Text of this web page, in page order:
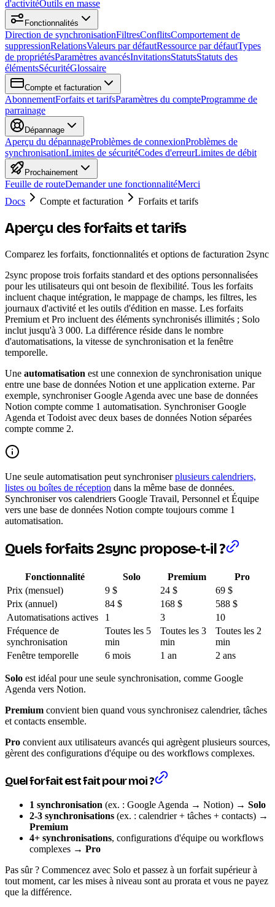
d'activitéOutils en masse
Fonctionnalités
Direction de synchronisationFiltresConflitsComportement de
suppressionRelationsValeurs par défautRessource par défautTypes
de propriétésParamètres avancésInvitationsStatutsStatuts des
élémentsSécuritéGlossaire
Compte et facturation
AbonnementForfaits et tarifsParamètres du compteProgramme de
parrainage
Dépannage
Aperçu du dépannageProblèmes de connexionProblèmes de
synchronisationLimites de sécuritéCodes d'erreurLimites de débit
Prochainement
Feuille de routeDemander une fonctionnalitéMerci
Docs
Compte et facturation Forfaits et tarifs
Aperçu des forfaits et tarifs
Comparez les forfaits, fonctionnalités et options de facturation 2sync
2sync propose trois forfaits standard et des options personnalisées
pour les utilisateurs qui ont besoin de flexibilité. Tous les forfaits
incluent chaque intégration, le mappage de champs, les filtres, les
journaux d'activité et les outils d'édition en masse. Les forfaits
Premium et Pro incluent des éléments synchronisés illimités ; Solo
inclut jusqu'à 3 000. La différence réside dans le nombre
d'automatisations, la vitesse de synchronisation et la fenêtre
temporelle.
Une automatisation est une connexion de synchronisation unique
entre une base de données Notion et une application externe. Par
exemple, synchroniser Google Agenda avec une base de données
Notion compte comme 1 automatisation. Synchroniser Google
Agenda et Todoist avec deux bases de données Notion séparées
compte comme 2.
Une seule automatisation peut synchroniserplusieurs calendriers,
listes ou boîtes de réception dans la même base de données.
Synchroniser vos calendriers Google Travail, Personnel et Équipe
vers une base de données Notion compte toujours comme 1
automatisation.
Quels forfaits 2sync propose-t-il ?
Fonctionnalité Solo Premium
Pro
Prix (mensuel)
9 $ 24 $
69 $
Prix (annuel)
84 $ 168 $
588 $
Automatisations actives
1 3
10
Fréquence de
synchronisation
Toutes les 5
min
Toutes les 3
min
Toutes les 2
min
Fenêtre temporelle
6 mois 1 an 2 ans
Solo est idéal pour une seule synchronisation, comme Google
Agenda vers Notion.
Premium convient bien quand vous synchronisez calendrier, tâches
et contacts ensemble.
Pro convient aux utilisateurs avancés qui agrègent plusieurs sources,
gèrent des configurations d'équipe ou des workflows complexes.
Quel forfait est fait pour moi ?
1 synchronisation (ex. : Google Agenda → Notion) → Solo
2-3 synchronisations (ex. : calendrier + tâches + contacts) →
Premium
4+ synchronisations, configurations d'équipe ou workflows
complexes → Pro
Pas sûr ? Commencez avec Solo et passez à un forfait supérieur à
tout moment, car les mises à niveau sont au prorata et vous ne payez
que la différence.